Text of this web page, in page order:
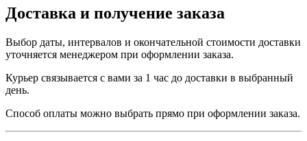
Доставка и получение заказа
Выбор даты, интервалов и окончательной стоимости доставки
уточняется менеджером при оформлении заказа.
Курьер связывается с вами за 1 час до доставки в выбранный
день.
Способ оплаты можно выбрать прямо при оформлении заказа.